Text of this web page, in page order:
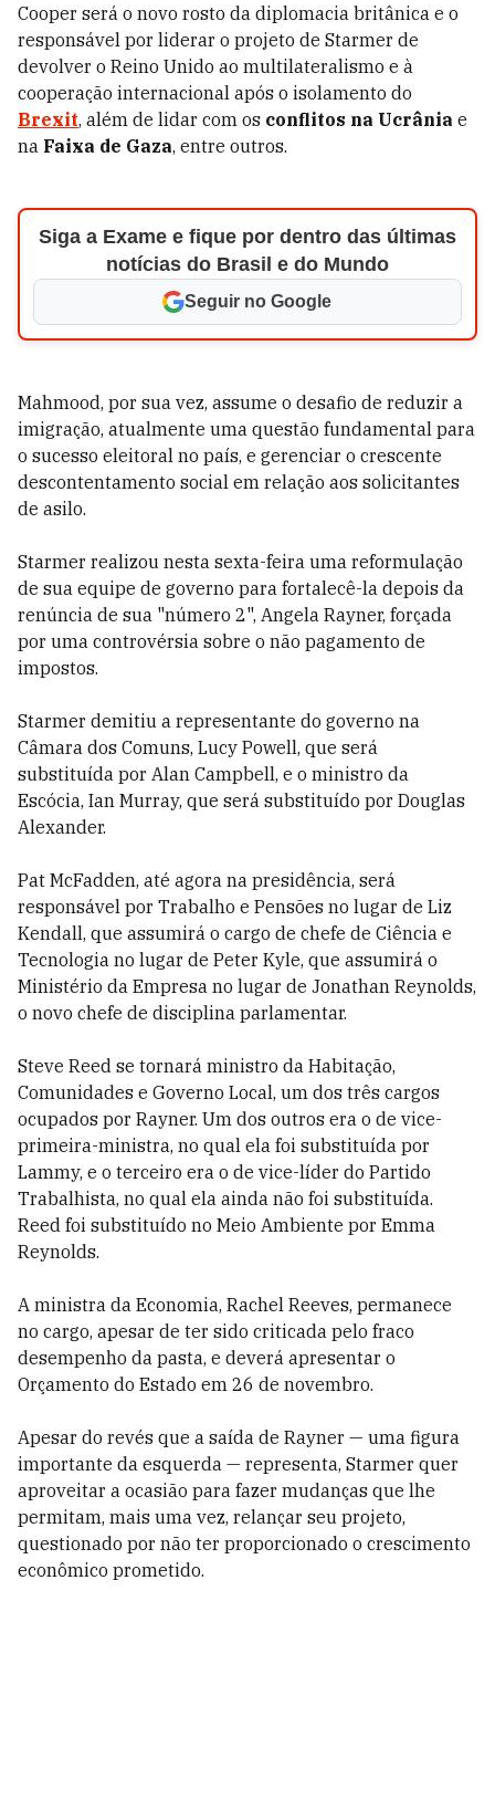
Cooper será o novo rosto da diplomacia britânica e o
responsável por liderar o projeto de Starmer de
devolver o Reino Unido ao multilateralismo e à
cooperação internacional após o isolamento do
Brexit, além de lidar com os conflitos na Ucrânia e
na Faixa de Gaza, entre outros.
Siga a Exame e fique por dentro das últimas
notícias do Brasil e do Mundo
Seguir no Google
Mahmood, por sua vez, assume o desafio de reduzir a
imigração, atualmente uma questão fundamental para
o sucesso eleitoral no país, e gerenciar o crescente
descontentamento social em relação aos solicitantes
de asilo.
Starmer realizou nesta sexta-feira uma reformulação
de sua equipe de governo para fortalecê-la depois da
renúncia de sua "número 2", Angela Rayner, forçada
por uma controvérsia sobre o não pagamento de
impostos.
Starmer demitiu a representante do governo na
Câmara dos Comuns, Lucy Powell, que será
substituída por Alan Campbell, e o ministro da
Escócia, Ian Murray, que será substituído por Douglas
Alexander.
Pat McFadden, até agora na presidência, será
responsável por Trabalho e Pensões no lugar de Liz
Kendall, que assumirá o cargo de chefe de Ciência e
Tecnologia no lugar de Peter Kyle, que assumirá o
Ministério da Empresa no lugar de Jonathan Reynolds,
o novo chefe de disciplina parlamentar.
Steve Reed se tornará ministro da Habitação,
Comunidades e Governo Local, um dos três cargos
ocupados por Rayner. Um dos outros era o de vice-
primeira-ministra, no qual ela foi substituída por
Lammy, e o terceiro era o de vice-líder do Partido
Trabalhista, no qual ela ainda não foi substituída.
Reed foi substituído no Meio Ambiente por Emma
Reynolds.
A ministra da Economia, Rachel Reeves, permanece
no cargo, apesar de ter sido criticada pelo fraco
desempenho da pasta, e deverá apresentar o
Orçamento do Estado em 26 de novembro.
Apesar do revés que a saída de Rayner — uma figura
importante da esquerda — representa, Starmer quer
aproveitar a ocasião para fazer mudanças que lhe
permitam, mais uma vez, relançar seu projeto,
questionado por não ter proporcionado o crescimento
econômico prometido.